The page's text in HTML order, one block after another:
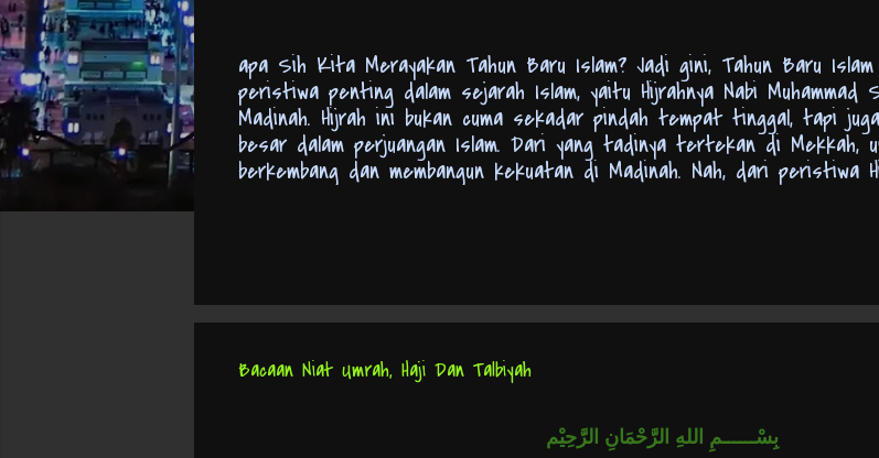
apa Sih Kita Merayakan Tahun Baru Islam? Jadi gini, Tahun Baru
peristiwa penting dalam sejarah Islam, yaitu Hijrahnya Nabi Muhammad
Madinah. Hijrah ini bukan cuma sekadar pindah tempat tinggal, tapi
besar dalam perjuangan Islam. Dari yang tadinya tertekan di Mekkah,
berkembang dan membangun kekuatan di Madinah. Nah, dari peristiwa
Baru Islam 1447 Hijriyah." "Semoga di tahun baru ini, kita semua bisa
baik lagi." "Tahun baru, semangat baru! Mari kita tingkatkan iman dan
Bacaan Niat Umrah, Haji Dan Talbiyah
بِسْــــــمِ اللهِ الرَّحْمَانِ الرَّحِيْم